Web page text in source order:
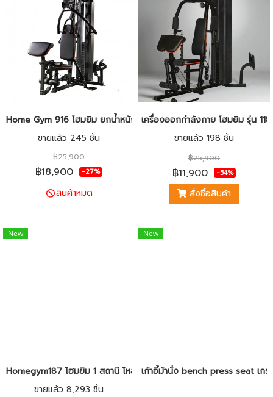
Home Gym 916 โฮมยิม ยกน้ำหนัก เครื่องออกกำลังกาย
ขายแล้ว 245 ชิ้น
฿25,900
฿18,900 -27%
สินค้าหมด
เครื่องออกกำลังกาย โฮมยิม รุ่น
ขายแล้ว 198 ชิ้น
฿25,900
฿11,900 -54%
สั่งซื้อสินค้า
New
Homegym187 โฮมยิม 1 สถานี โหลด 98 LBS
ขายแล้ว 8,293 ชิ้น
New
เก้าอี้ม้านั่ง bench press seat เก